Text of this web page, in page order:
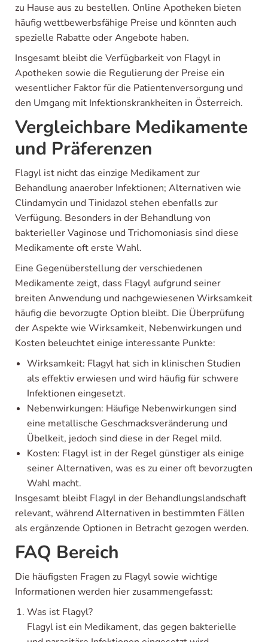
zu Hause aus zu bestellen. Online Apotheken bieten
häufig wettbewerbsfähige Preise und könnten auch
spezielle Rabatte oder Angebote haben.
Insgesamt bleibt die Verfügbarkeit von Flagyl in
Apotheken sowie die Regulierung der Preise ein
wesentlicher Faktor für die Patientenversorgung und
den Umgang mit Infektionskrankheiten in Österreich.
Vergleichbare Medikamente
und Präferenzen
Flagyl ist nicht das einzige Medikament zur
Behandlung anaerober Infektionen; Alternativen wie
Clindamycin und Tinidazol stehen ebenfalls zur
Verfügung. Besonders in der Behandlung von
bakterieller Vaginose und Trichomoniasis sind diese
Medikamente oft erste Wahl.
Eine Gegenüberstellung der verschiedenen
Medikamente zeigt, dass Flagyl aufgrund seiner
breiten Anwendung und nachgewiesenen Wirksamkeit
häufig die bevorzugte Option bleibt. Die Überprüfung
der Aspekte wie Wirksamkeit, Nebenwirkungen und
Kosten beleuchtet einige interessante Punkte:
Wirksamkeit: Flagyl hat sich in klinischen Studien
als effektiv erwiesen und wird häufig für schwere
Infektionen eingesetzt.
Nebenwirkungen: Häufige Nebenwirkungen sind
eine metallische Geschmacksveränderung und
Übelkeit, jedoch sind diese in der Regel mild.
Kosten: Flagyl ist in der Regel günstiger als einige
seiner Alternativen, was es zu einer oft bevorzugten
Wahl macht.
Insgesamt bleibt Flagyl in der Behandlungslandschaft
relevant, während Alternativen in bestimmten Fällen
als ergänzende Optionen in Betracht gezogen werden.
FAQ Bereich
Die häufigsten Fragen zu Flagyl sowie wichtige
Informationen werden hier zusammengefasst:
Was ist Flagyl?
Flagyl ist ein Medikament, das gegen bakterielle